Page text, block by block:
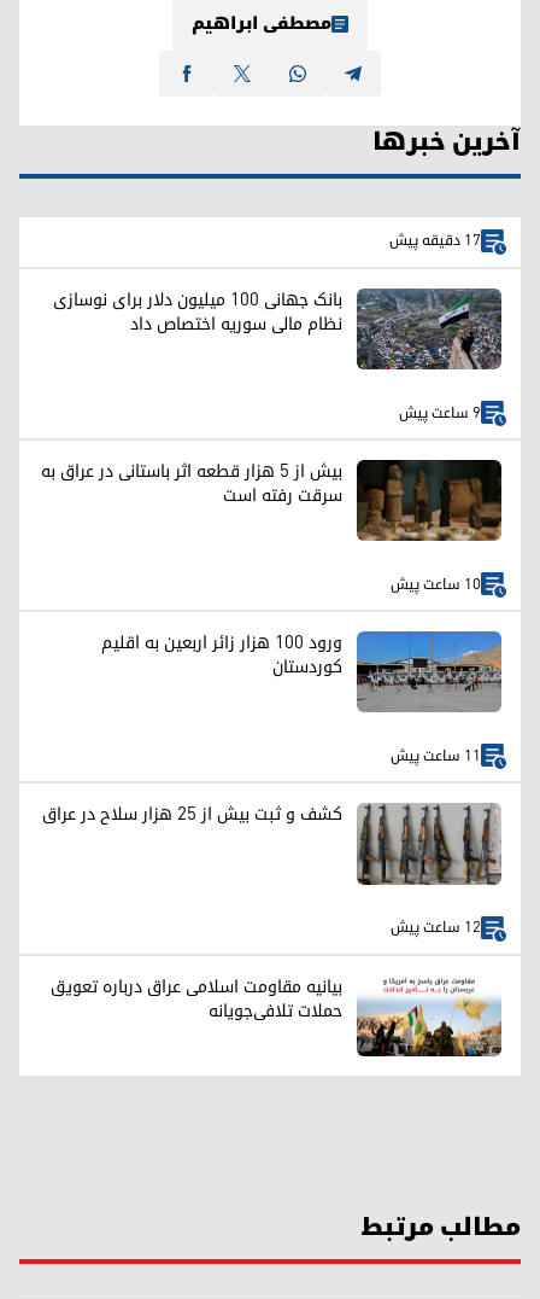
مصطفی ابراهیم
آخرین خبرها
17 دقیقه پیش
بانک جهانی ۱۰۰ میلیون دلار برای نوسازی
نظام مالی سوریه اختصاص داد
9 ساعت پیش
بیش از ۵ هزار قطعه اثر باستانی در عراق به
سرقت رفته است
10 ساعت پیش
ورود ۱۰۰ هزار زائر اربعین به اقلیم
کوردستان
11 ساعت پیش
کشف و ثبت بیش از ۲۵ هزار سلاح در عراق
12 ساعت پیش
بیانیه مقاومت اسلامی عراق درباره تعویق
حملات تلافی‌جویانه
مطالب مرتبط